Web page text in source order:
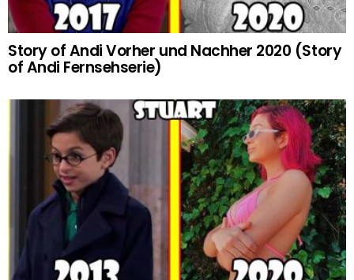
Story of Andi Vorher und Nachher 2020 (Story
of Andi Fernsehserie)